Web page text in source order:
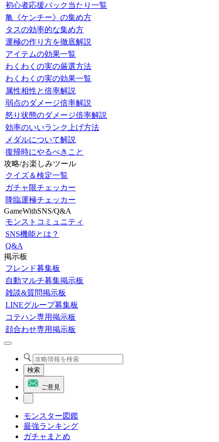
初心者応援パック当たり一覧
亀《ケンチー》の集め方
タスの効率的な集め方
運極の作り方を徹底解説
アイテムの効果一覧
わくわくの実の厳選方法
わくわくの実の効果一覧
属性相性と倍率解説
弱点のダメージ倍率解説
怒り状態のダメージ倍率解説
効率のいいランク上げ方法
メダルについて解説
復帰時にやるべきこと
攻略/お楽しみツール
クイズ＆検定一覧
ガチャ限チェッカー
降臨運極チェッカー
GameWithSNS/Q&A
モンストコミュニティ
SNS機能とは？
Q&A
掲示板
フレンド募集板
自動マルチ募集掲示板
雑談&質問掲示板
LINEグループ募集板
コテハン専用掲示板
顔合わせ専用掲示板
検索
ご意見
モンスター図鑑
最強ランキング
ガチャまとめ